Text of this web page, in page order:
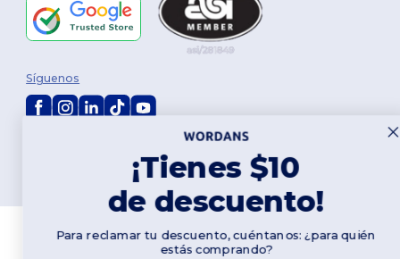
Términos y Condiciones| Política de personalización|Política de
Política de Cookies|Mapa del sitio
Síguenos
¡Tienes $10
de descuento!
Para reclamar tu descuento, cuéntanos: ¿para quién
estás comprando?